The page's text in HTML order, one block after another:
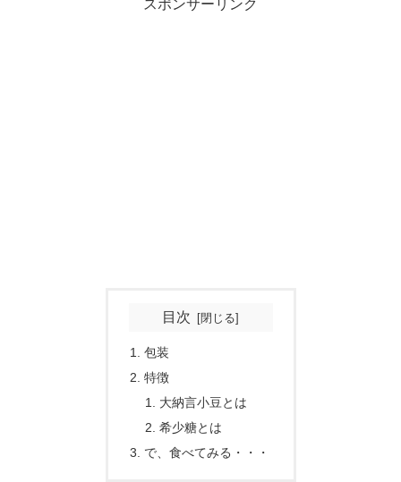
スポンサーリンク
目次
包装
特徴
大納言小豆とは
希少糖とは
で、食べてみる・・・